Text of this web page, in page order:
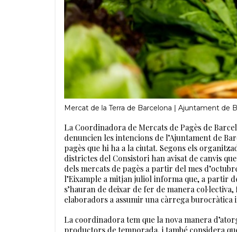
Mercat de la Terra de Barcelona | Ajuntament de
La Coordinadora de Mercats de Pagès de
denuncien les intencions de l’Ajuntament de
pagès que hi ha a la ciutat. Segons els
districtes del Consistori han avisat de canvis
dels mercats de pagès a partir del mes
l’Eixample a mitjan juliol informa que, a partir
s’hauran de deixar de fer de manera
elaboradors a assumir una càrrega burocràtica
La coordinadora tem que la nova manera
productors de temporada, i també considera